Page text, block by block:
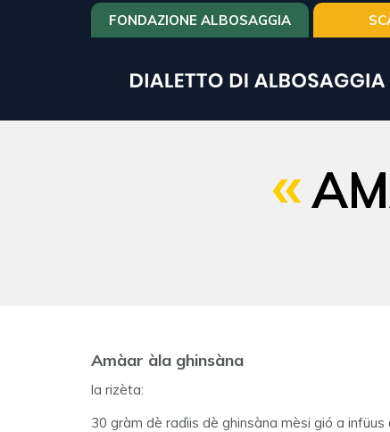
FONDAZIONE ALBOSAGGIA
Amàar àla ghinsàna
la rizèta:
30 gràm dè radìis dè ghinsàna mèsi gió a